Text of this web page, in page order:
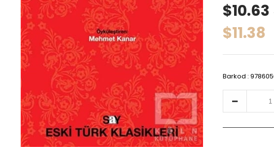
$10.63
$11.38
Barkod :